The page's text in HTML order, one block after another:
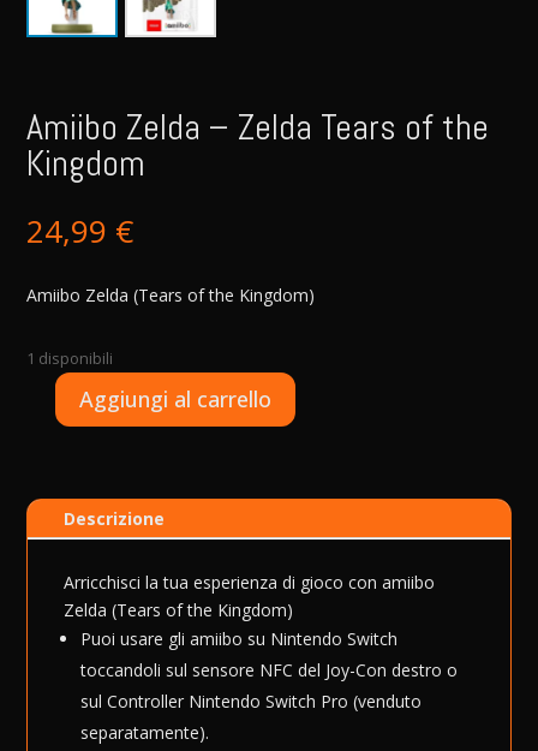
Amiibo Zelda – Zelda Tears of the
Kingdom
24,99 €
Amiibo Zelda (Tears of the Kingdom)
1 disponibili
Amiibo
Zelda
Tears
Kingdom
quantità
Aggiungi al carrello
r
t
v
e
Descrizione
Arricchisci la tua esperienza di gioco con amiibo
Zelda (Tears of the Kingdom)
Puoi usare gli amiibo su Nintendo Switch
toccandoli sul sensore NFC del Joy-Con destro o
sul Controller Nintendo Switch Pro (venduto
separatamente).